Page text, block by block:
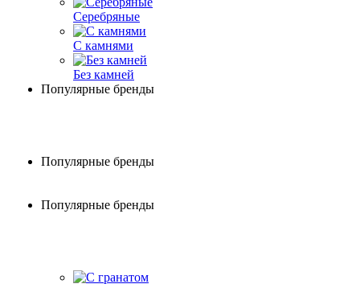
Серебряные
С камнями
Без камней
Популярные бренды
Популярные бренды
Популярные бренды